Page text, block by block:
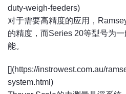
duty-weigh-feeders)
对于需要高精度的应用，
的精度，而Series 20等型号为
能。
[](https://instrowest.com.au/
system.html)